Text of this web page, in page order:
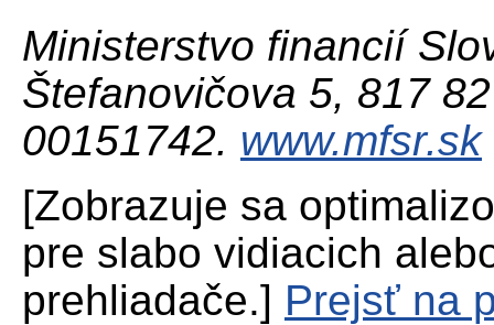
Ministerstvo financií
Štefanovičova 5, 817
00151742. www.mfsr.sk
[Zobrazuje sa
pre slabo vidiacich
prehliadače.] Prejsť na